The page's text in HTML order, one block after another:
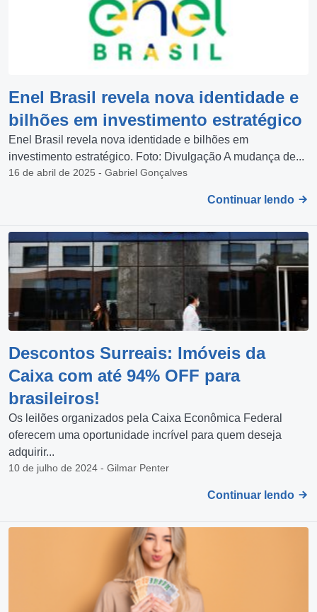
Enel Brasil revela nova identidade e
bilhões em investimento estratégico
Enel Brasil revela nova identidade e bilhões em
investimento estratégico. Foto: Divulgação A mudança de...
16 de abril de 2025 - Gabriel Gonçalves
Continuar lendo
Descontos Surreais: Imóveis da
Caixa com até 94% OFF para
brasileiros!
Os leilões organizados pela Caixa Econômica Federal
oferecem uma oportunidade incrível para quem deseja
adquirir...
10 de julho de 2024 - Gilmar Penter
Continuar lendo